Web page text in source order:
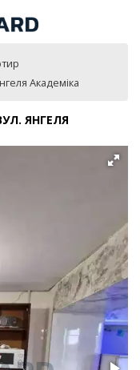
Академіка
ЯНГЕЛЯ